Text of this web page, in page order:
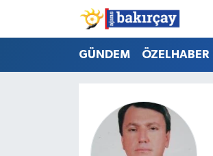
GÜNDEM ÖZELHABER
İzmir Nöbetçi Eczaneler
İzmir Namaz Vakitleri